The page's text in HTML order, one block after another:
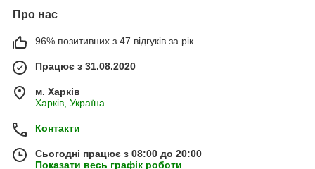
Про нас
96% позитивних з 47 відгуків за рік
Працює з 31.08.2020
м. Харків
Харків, Україна
Контакти
Сьогодні працює з 08:00 до 20:00
Показати весь графік роботи